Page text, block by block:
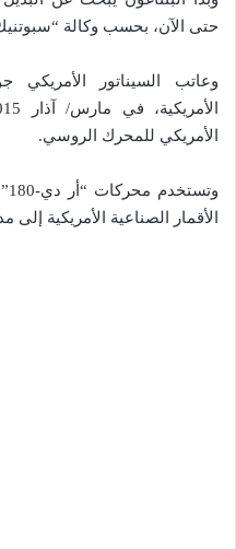
حتى الآن، بحسب وكالة
وعاتب السيناتور الأمريكي
الأمريكي للمحرك الروسي.
الأقمار الصناعية الأمريكية إلى